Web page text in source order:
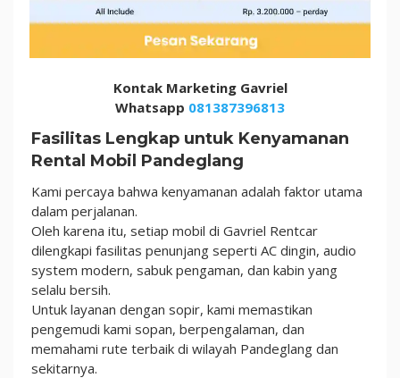
Kontak Marketing Gavriel
Whatsapp 081387396813
Fasilitas Lengkap untuk Kenyamanan
Rental Mobil Pandeglang
Kami percaya bahwa kenyamanan adalah faktor utama
dalam perjalanan.
Oleh karena itu, setiap mobil di Gavriel Rentcar
dilengkapi fasilitas penunjang seperti AC dingin, audio
system modern, sabuk pengaman, dan kabin yang
selalu bersih.
Untuk layanan dengan sopir, kami memastikan
pengemudi kami sopan, berpengalaman, dan
memahami rute terbaik di wilayah Pandeglang dan
sekitarnya.